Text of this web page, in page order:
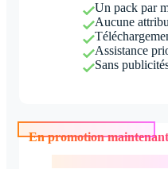
Un pack par
Aucune
Assistance
Sans
En promotion maintenant !